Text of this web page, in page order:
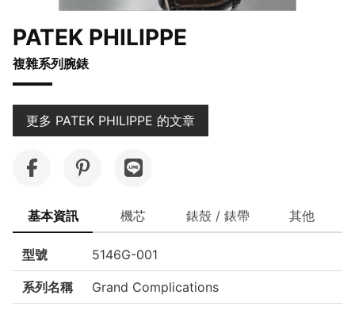
PATEK PHILIPPE
複雜系列腕錶
更多 PATEK PHILIPPE 的文章
基本資訊 機芯 錶殼 / 錶帶 其他
型號 5146G-001
系列名稱 Grand Complications